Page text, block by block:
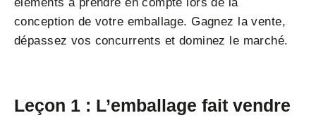
conception de votre emballage. Gagnez la vente,
dépassez vos concurrents et dominez le marché.
Leçon 1 : L’emballage fait vendre